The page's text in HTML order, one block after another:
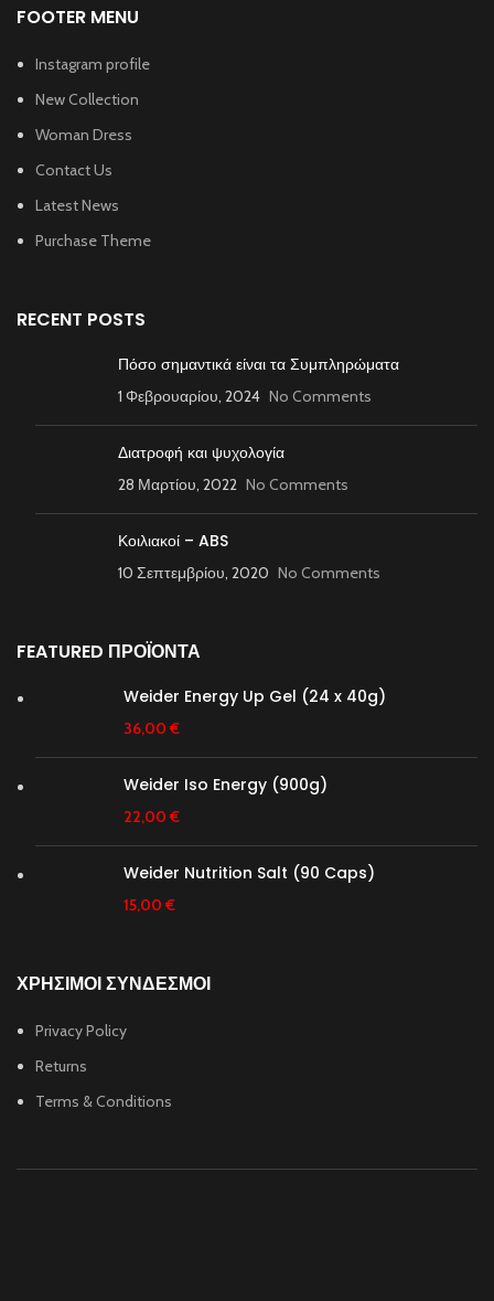
FOOTER MENU
Instagram profile
New Collection
Woman Dress
Contact Us
Latest News
Purchase Theme
RECENT POSTS
Πόσο σημαντικά είναι τα Συμπληρώματα
1 Φεβρουαρίου, 2024 No Comments
Διατροφή και ψυχολογία
28 Μαρτίου, 2022 No Comments
Κοιλιακοί – ABS
10 Σεπτεμβρίου, 2020 No Comments
FEATURED ΠΡΟΪΟΝΤΑ
Weider Energy Up Gel (24 x 40g)
36,00 €
Weider Iso Energy (900g)
22,00 €
Weider Nutrition Salt (90 Caps)
15,00 €
ΧΡΗΣΙΜΟΙ ΣΥΝΔΕΣΜΟΙ
Privacy Policy
Returns
Terms & Conditions